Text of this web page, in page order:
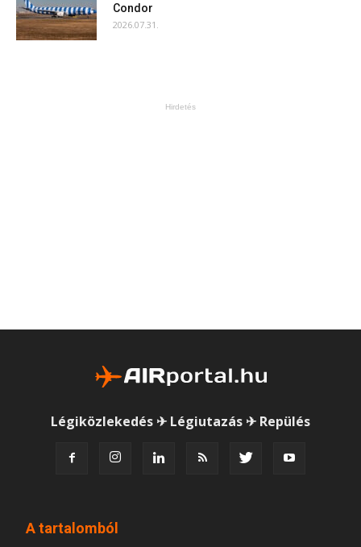
Condor
2026.07.31.
Hirdetés
Légiközlekedés ✈ Légiutazás ✈ Repülés
A tartalomból